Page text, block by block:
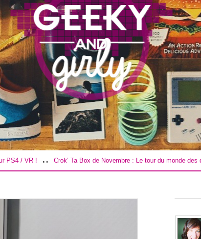
Crok’ Ta Box de Novembre : Le tour du monde des douceurs ! ..